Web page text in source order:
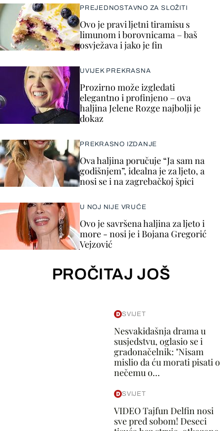
PREJEDNOSTAVNO ZA SLOŽITI
Ovo je pravi ljetni tiramisu s
limunom i borovnicama – baš
osvježava i jako je fin
UVIJEK PREKRASNA
Prozirno može izgledati
elegantno i profinjeno – ova
haljina Jelene Rozge najbolji je
dokaz
PREKRASNO IZDANJE
Ova haljina poručuje “Ja sam na
godišnjem”, idealna je za ljeto, a
nosi se i na zagrebačkoj špici
U NOJ NIJE VRUĆE
Ovo je savršena haljina za ljeto i
more - nosi je i Bojana Gregorić
Vejzović
PROČITAJ JOŠ
SVIJET
Nesvakidašnja drama u
susjedstvu, oglasio se i
gradonačelnik: "Nisam
mislio da ću morati pisati o
nečemu o...
SVIJET
VIDEO Tajfun Delfin nosi
sve pred sobom! Deseci